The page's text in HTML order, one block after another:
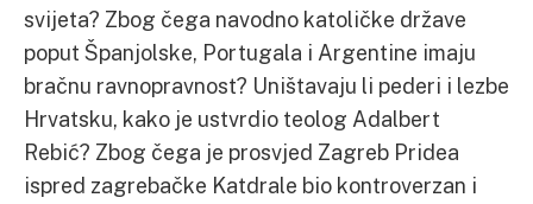
svijeta? Zbog čega navodno katoličke države
poput Španjolske, Portugala i Argentine imaju
bračnu ravnopravnost? Uništavaju li pederi i lezbe
Hrvatsku, kako je ustvrdio teolog Adalbert
Rebić? Zbog čega je prosvjed Zagreb Pridea
ispred zagrebačke Katdrale bio kontroverzan i